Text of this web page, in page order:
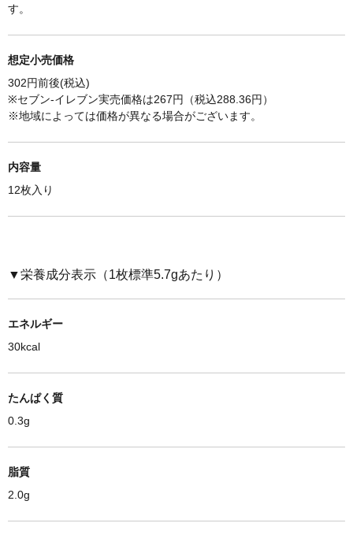
す。
想定小売価格
302円前後(税込)
※セブン-イレブン実売価格は267円（税込288.36円）
※地域によっては価格が異なる場合がございます。
内容量
12枚入り
▼栄養成分表示（1枚標準5.7gあたり）
エネルギー
30kcal
たんぱく質
0.3g
脂質
2.0g